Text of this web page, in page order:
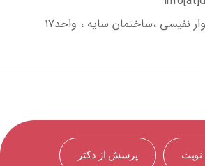
،ساختمان سایه ، واحد۱۷
پرسش از دکتر